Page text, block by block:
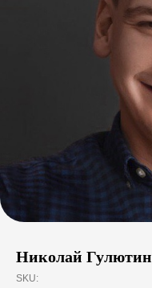
Николай Гулютин
SKU: